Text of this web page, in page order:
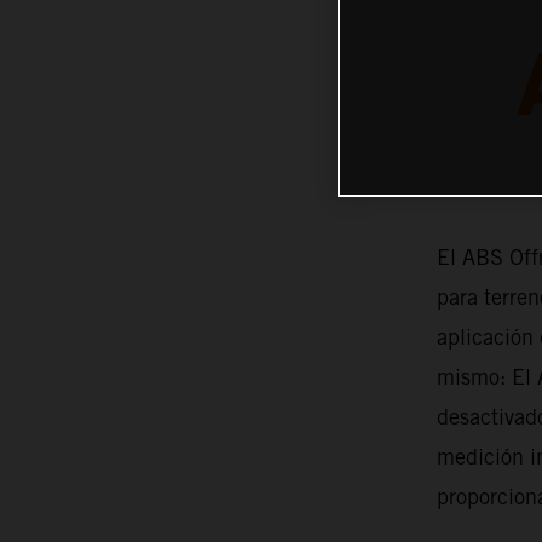
El ABS
para
aplicación
mismo: El
medición